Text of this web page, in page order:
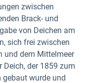
zwischen
Brack- und
von Deichen am
sich frei zwischen
und dem Mittelmeer
Deich, der 1859 zum
wurde und